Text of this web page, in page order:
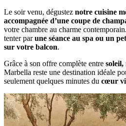
Le soir venu, dégustez notre cuisine
accompagnée d’une coupe de
votre chambre au charme
tenter parune séance au spa ou un
sur votre balcon.
Grâce à son offre complète entre soleil,
Marbella reste une destination idéale
seulement quelques minutes du cœur